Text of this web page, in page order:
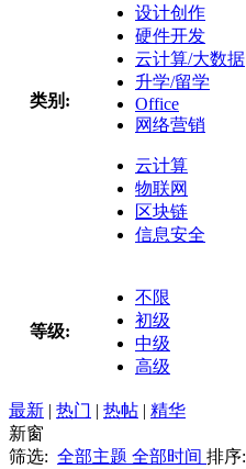
类别:
设计创作
硬件开发
云计算/大数据
升学/留学
Office
网络营销
云计算
物联网
区块链
信息安全
等级:
不限
初级
中级
高级
最新 | 热门 | 热帖 | 精华
新窗
筛选: 全部主题 全部时间 排序: